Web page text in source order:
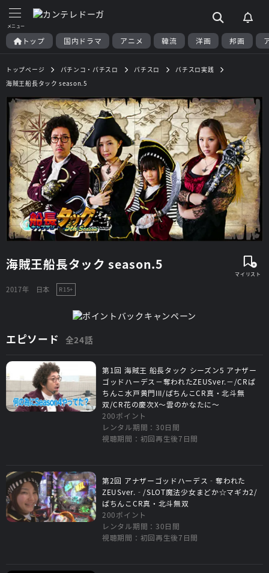
トップ 国内ドラマ アニメ 韓流 洋画 邦画
トップページ パチンコ・パチスロ パチスロ
パチスロ実践
海賊王船長タック season.5
海賊王船長タック season.5
2017年 日本 R15+
エピソード 全24話
第1回 海賊王 船長タック シーズン5 アナザー
ゴッドハーデス－奪われたZEUSver.－/CRぱ
ちんこ水戸黄門III/ぱちんこCR真・北斗無
双/CR花の慶次X～雲のかなたに～
200ポイント
レンタル期間：30日間
視聴期間：初回再生後7日間
第2回 アナザーゴッドハーデス‐奪われた
ZEUSver.‐/SLOT魔法少女まどか☆マギカ2/
ぱちんこCR真・北斗無双
200ポイント
レンタル期間：30日間
視聴期間：初回再生後7日間